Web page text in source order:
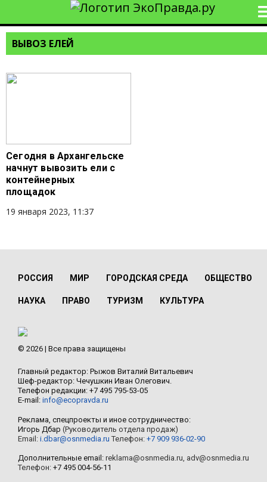
ВЫВОЗ ЕЛЕЙ
Сегодня в Архангельске
начнут вывозить ели с
контейнерных
площадок
19 января 2023, 11:37
РОССИЯ МИР ГОРОДСКАЯ СРЕДА ОБЩЕСТВО
НАУКА ПРАВО ТУРИЗМ КУЛЬТУРА
© 2026 | Все права защищены
Главный редактор: Рыжов Виталий Витальевич
Шеф-редактор: Чечушкин Иван Олегович.
Телефон редакции: +7 495 795-53-05
E-mail: info@ecopravda.ru
Реклама, спецпроекты и иное сотрудничество:
Игорь Дбар (Руководитель отдела продаж)
Email: i.dbar@osnmedia.ru Телефон: +7 909 936-02-90
Дополнительные email: reklama@osnmedia.ru, adv@osnmedia.ru
Телефон: +7 495 004-56-11